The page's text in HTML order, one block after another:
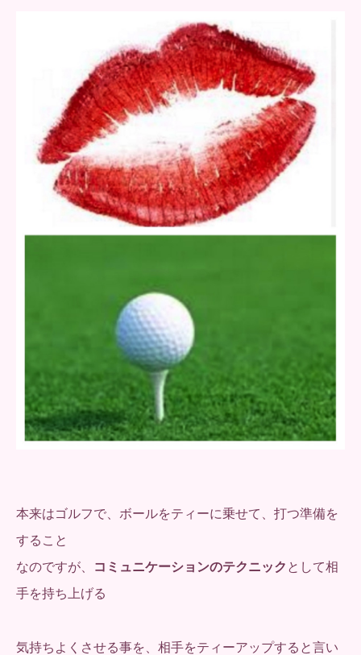
本来はゴルフで、ボールをティーに乗せて、打つ準備を
すること
なのですが、
コミュニケーションのテクニック として相
手を持ち上げる
気持ちよくさせる事を、相手をティーアップすると言い